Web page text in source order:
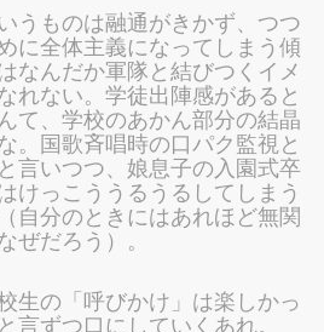
うものは融通がきかず、つつ
に全体主義になってしまう傾
なんだか軍隊と結びつくイメ
れない。学徒出陣感があると
て、学校のあかん部分の結晶
。国歌斉唱時の口パク監視と
言いつつ、娘息子の入園式卒
けっこううるうるしてしまう
自分のときにはあれほど無関
ぜだろう）。
生の「呼びかけ」は楽しかっ
言ずつ口にしていくあれ。